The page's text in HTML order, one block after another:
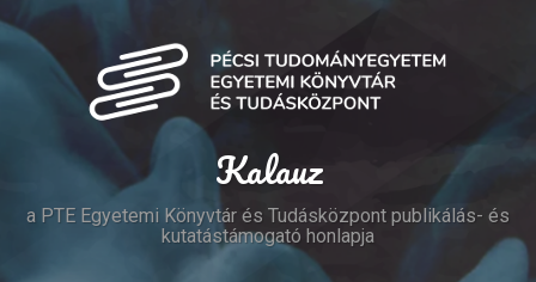
Tovább
tartalomhoz
Keresés
Kalauz
a PTE Egyetemi Könyvtár és Tudásközpont publikálás- és
kutatástámogató honlapja